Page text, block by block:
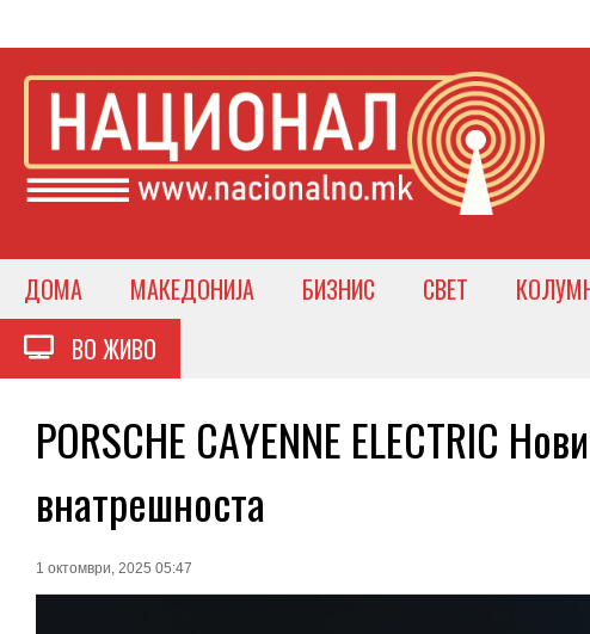
ДОМА МАКЕДОНИЈА БИЗНИС СВЕТ
ВО ЖИВО
PORSCHE CAYENNE ELECTRIC
внатрешноста
1 октомври, 2025 05:47